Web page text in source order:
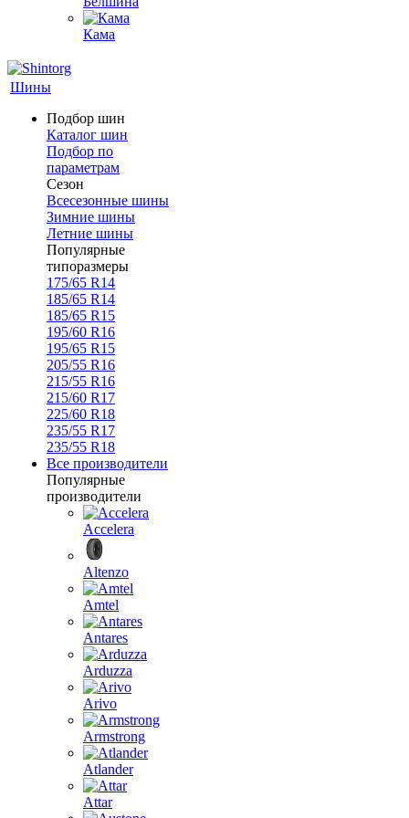
Кама
Шины
Подбор шин
Каталог шин
Подбор по
параметрам
Сезон
Всесезонные шины
Зимние шины
Летние шины
Популярные
типоразмеры
175/65 R14
185/65 R14
185/65 R15
195/60 R16
195/65 R15
205/55 R16
215/55 R16
215/60 R17
225/60 R18
235/55 R17
235/55 R18
Все производители
Популярные
производители
Accelera
Altenzo
Amtel
Antares
Arduzza
Arivo
Armstrong
Atlander
Attar